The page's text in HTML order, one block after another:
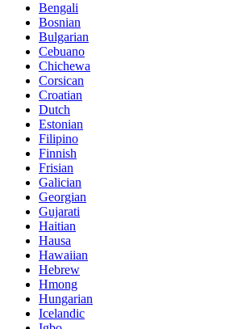
Bengali
Bosnian
Bulgarian
Cebuano
Chichewa
Corsican
Croatian
Dutch
Estonian
Filipino
Finnish
Frisian
Galician
Georgian
Gujarati
Haitian
Hausa
Hawaiian
Hebrew
Hmong
Hungarian
Icelandic